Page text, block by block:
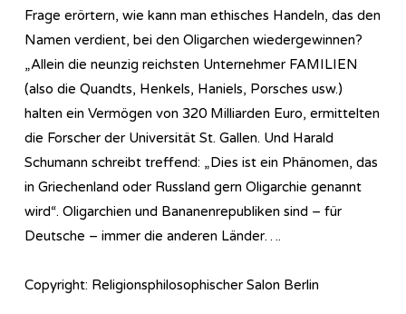
Frage erörtern, wie kann man ethisches Handeln, das den
Namen verdient, bei den Oligarchen wiedergewinnen?
„Allein die neunzig reichsten Unternehmer FAMILIEN
(also die Quandts, Henkels, Haniels, Porsches usw.)
halten ein Vermögen von 320 Milliarden Euro, ermittelten
die Forscher der Universität St. Gallen. Und Harald
Schumann schreibt treffend: „Dies ist ein Phänomen, das
in Griechenland oder Russland gern Oligarchie genannt
wird“. Oligarchien und Bananenrepubliken sind – für
Deutsche – immer die anderen Länder….
Copyright: Religionsphilosophischer Salon Berlin